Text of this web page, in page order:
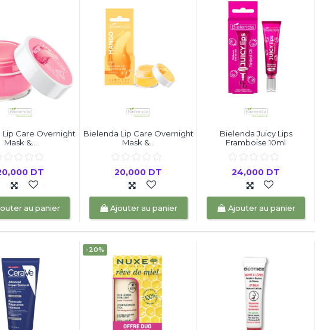
Lip Care Overnight
Mask &...
DT
au panier
Bielenda Lip Care Overnight
Mask &...
20,000 DT
Ajouter au panier
Bielenda Juicy Lips
Framboise 10ml
24,000 DT
Ajouter au panier
-20%